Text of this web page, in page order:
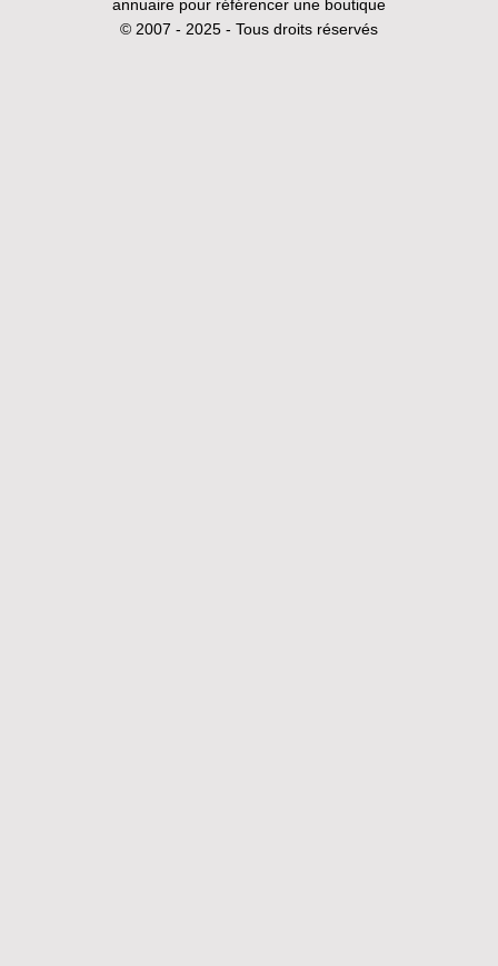
annuaire pour référencer une boutique
© 2007 - 2025 - Tous droits réservés